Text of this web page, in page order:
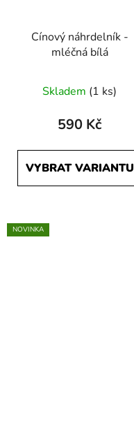
Cínový náhrdelník -
mléčná bílá
Skladem (1 ks)
590 Kč
VYBRAT VARIANTU
NOVINKA